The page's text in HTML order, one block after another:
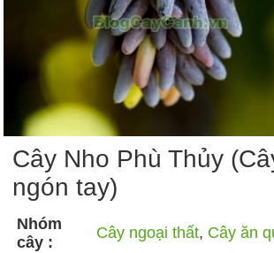
Cây Nho Phù Thủy
ngón tay)
Nhóm
cây :
Cây ngoại thất, Cây ăn